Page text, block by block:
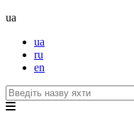
ua
ua
ru
en